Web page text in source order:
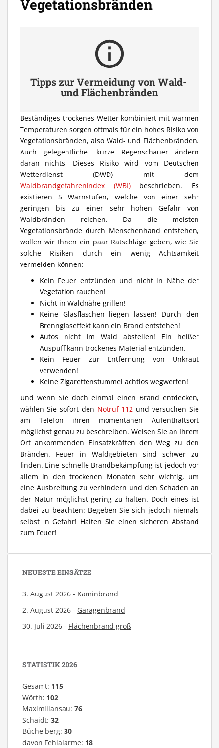
Vegetationsbränden
info
Tipps zur Vermeidung von Wald-
und Flächenbränden
Beständiges trockenes Wetter kombiniert mit warmen
Temperaturen sorgen oftmals für ein hohes Risiko von
Vegetationsbränden, also Wald- und Flächenbränden.
Auch gelegentliche, kurze Regenschauer ändern
daran nichts. Dieses Risiko wird vom Deutschen
Wetterdienst (DWD) mit dem
Waldbrandgefahrenindex (WBI)beschrieben. Es
existieren 5 Warnstufen, welche von einer sehr
geringen bis zu einer sehr hohen Gefahr von
Waldbränden reichen. Da die meisten
Vegetationsbrände durch Menschenhand entstehen,
wollen wir Ihnen ein paar Ratschläge geben, wie Sie
solche Risiken durch ein wenig Achtsamkeit
vermeiden können:
Kein Feuer entzünden und nicht in Nähe der
Vegetation rauchen!
Nicht in Waldnähe grillen!
Keine Glasflaschen liegen lassen! Durch den
Brennglaseffekt kann ein Brand entstehen!
Autos nicht im Wald abstellen! Ein heißer
Auspuff kann trockenes Material entzünden.
Kein Feuer zur Entfernung von Unkraut
verwenden!
Keine Zigarettenstummel achtlos wegwerfen!
Und wenn Sie doch einmal einen Brand entdecken,
wählen Sie sofort den Notruf 112 und versuchen Sie
am Telefon ihren momentanen Aufenthaltsort
möglichst genau zu beschreiben. Weisen Sie an Ihrem
Ort ankommenden Einsatzkräften den Weg zu den
Bränden. Feuer in Waldgebieten sind schwer zu
finden. Eine schnelle Brandbekämpfung ist jedoch vor
allem in den trockenen Monaten sehr wichtig, um
eine Ausbreitung zu verhindern und den Schaden an
der Natur möglichst gering zu halten. Doch eines ist
dabei zu beachten: Begeben Sie sich jedoch niemals
selbst in Gefahr! Halten Sie einen sicheren Abstand
zum Feuer!
NEUESTE EINSÄTZE
3. August 2026 - Kaminbrand
2. August 2026 - Garagenbrand
30. Juli 2026 - Flächenbrand groß
STATISTIK 2026
Gesamt: 115
Wörth: 102
Maximiliansau: 76
Schaidt: 32
Büchelberg: 30
davon Fehlalarme: 18